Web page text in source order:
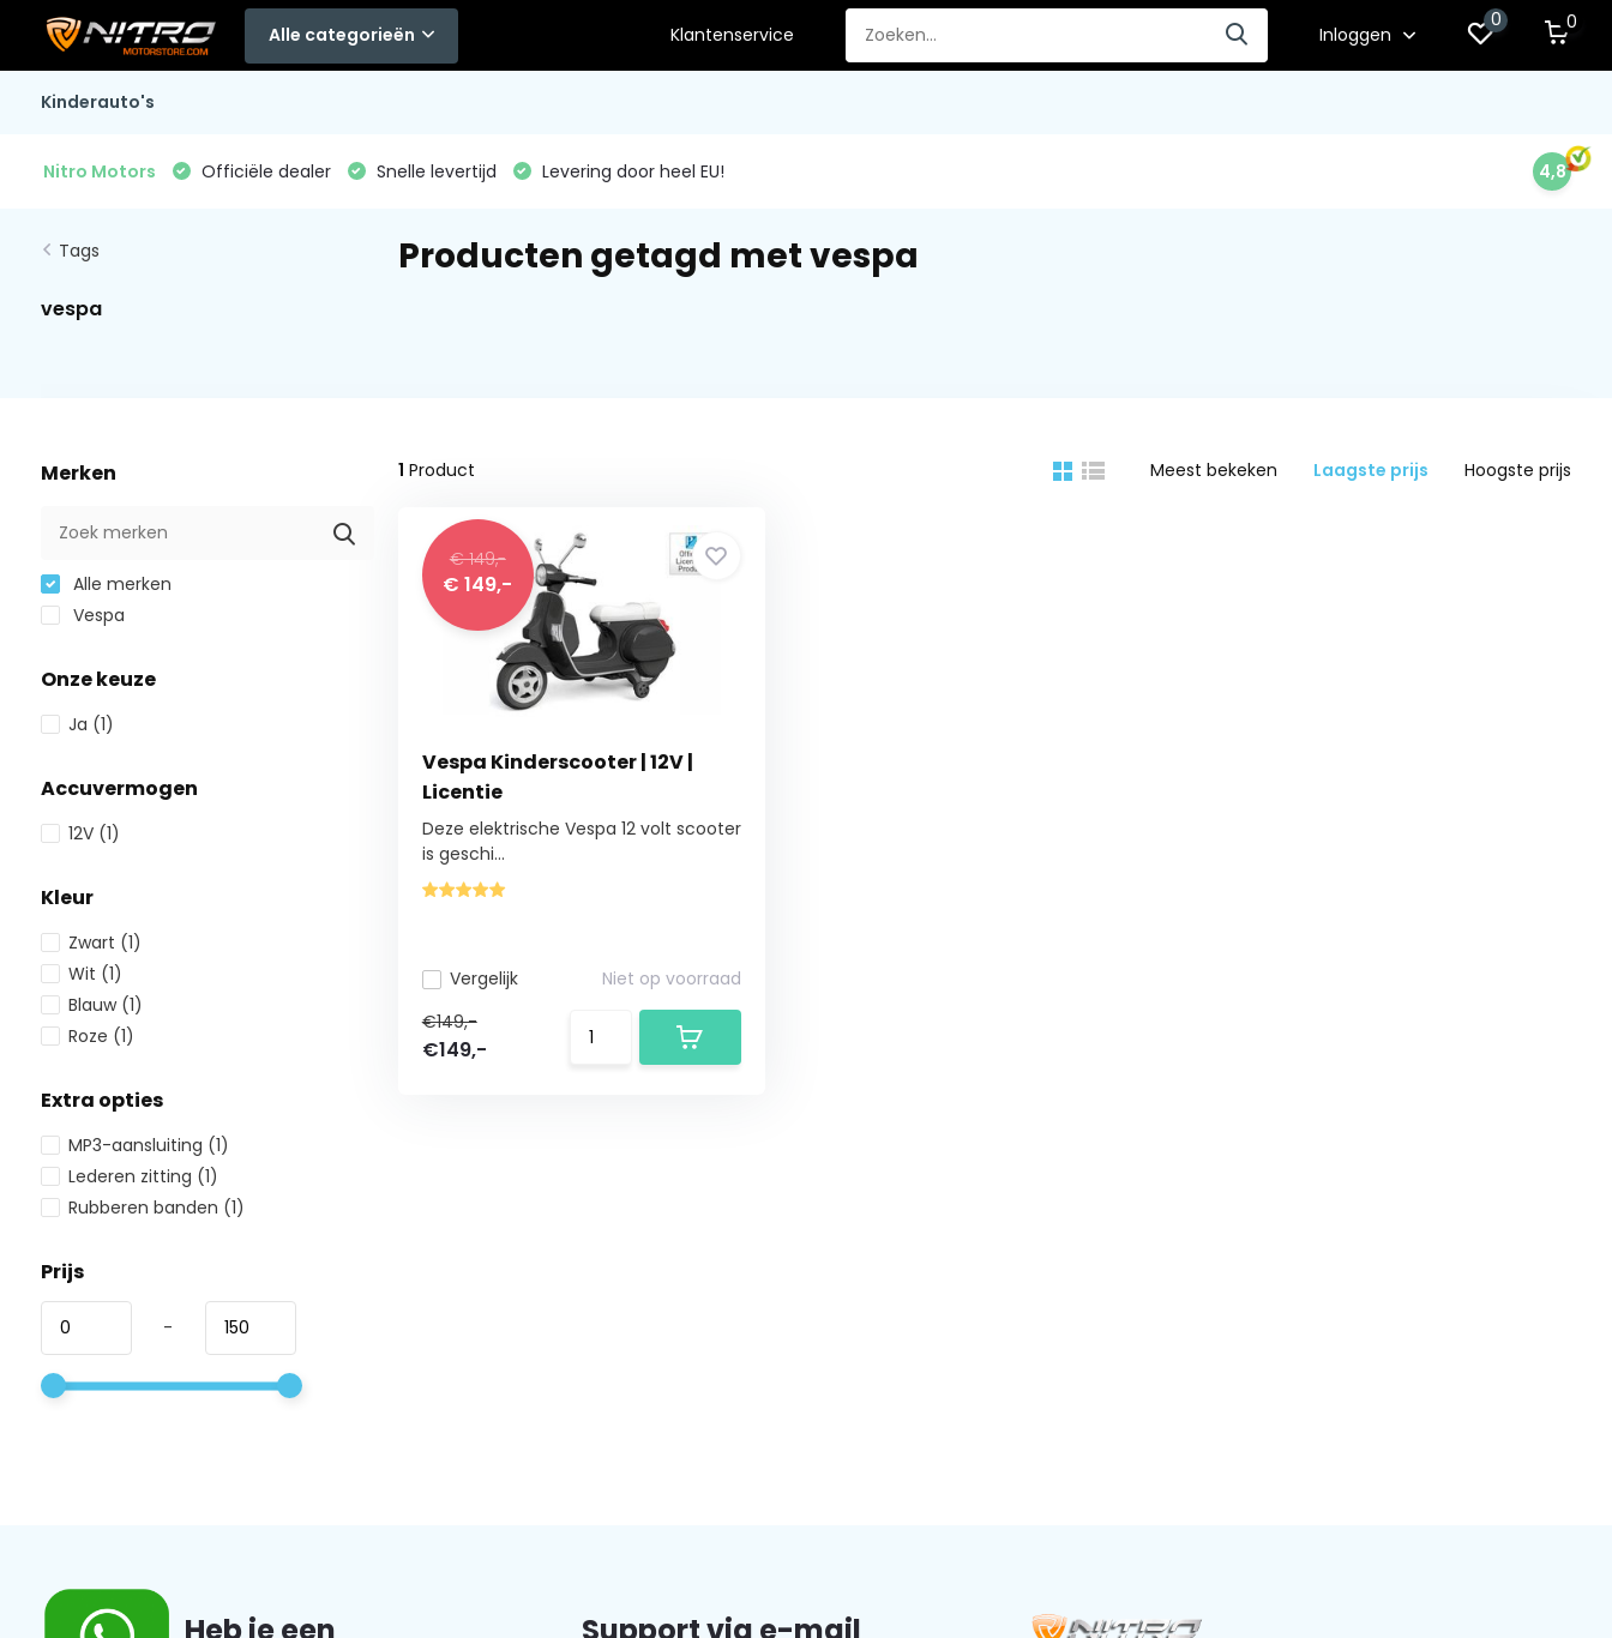
Alle categorieën Klantenservice Inloggen
0 0
Kinderauto's
Nitro Motors Officiële dealer Snelle levertijd Levering door heel EU! 4,8
Tags
vespa
Producten getagd met vespa
Merken
Alle merken
Vespa
Onze keuze
Ja (1)
Accuvermogen
12V (1)
Kleur
Zwart (1)
Wit (1)
Blauw (1)
Roze (1)
Extra opties
MP3-aansluiting (1)
Lederen zitting (1)
Rubberen banden (1)
Prijs
-
1 Product Meest bekeken Laagste prijs Hoogste prijs
€ 149,-
€ 149,-
Vespa Kinderscooter | 12V |
Licentie
Deze elektrische Vespa 12 volt scooter
is geschi...
Vergelijk
Niet op voorraad
€149,-
€149,-